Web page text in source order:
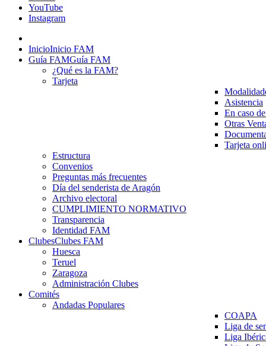
YouTube
Instagram
InicioInicio FAM
Guía FAMGuía FAM
¿Qué es la FAM?
Tarjeta
Asistencia
En caso
Otras
Tarjeta
Estructura
Convenios
Preguntas más frecuentes
Día del senderista de Aragón
Archivo electoral
CUMPLIMIENTO NORMATIVO
Transparencia
Identidad FAM
ClubesClubes FAM
Huesca
Teruel
Zaragoza
Administración Clubes
Comités
Andadas Populares
COAPA
Liga de
Liga